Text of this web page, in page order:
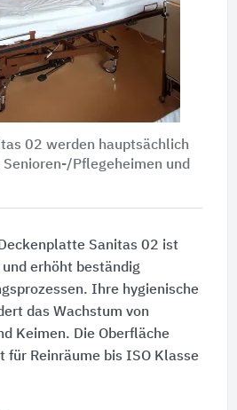
02 werden hauptsächlich
Pflegeheimen und
Sanitas 02 ist
erhöht beständig
Ihre hygienische
das Wachstum von
Keimen. Die Oberfläche
für Reinräume bis ISO Klasse